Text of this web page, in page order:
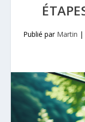
Publié par Martin |